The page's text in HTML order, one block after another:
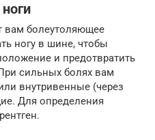
вам болеутоляющее
ногу в шине, чтобы
и предотвратить
сильных болях вам
внутривенные (через
Для определения